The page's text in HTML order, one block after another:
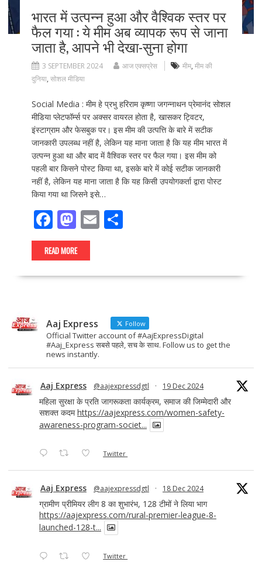
भारत में उत्पन्न हुआ और वैश्विक स्तर पर
फैल गया : ये मीम अब व्यापक रूप से जाना
जाता है, आपने भी देखा-सुना होगा
3 SEPTEMBER 2024 आज एक्सप्रेस मीम, मीम की
दुनिया, सोशल मीडिया
Social Media : मीम हे प्रभु हरिराम कृष्णा जगन्नाथन प्रेमानंद सोशल
मीडिया प्लेटफॉर्म्स पर अक्सर वायरल होता है, खासकर ट्विटर,
इंस्टाग्राम और फेसबुक पर। इस मीम की उत्पत्ति के बारे में सटीक
जानकारी उपलब्ध नहीं है, लेकिन यह माना जाता है कि यह मीम भारत में
उत्पन्न हुआ था और बाद में वैश्विक स्तर पर फैल गया। इस मीम को
पहली बार किसने पोस्ट किया था, इसके बारे में कोई सटीक जानकारी
नहीं है, लेकिन यह माना जाता है कि यह किसी उपयोगकर्ता द्वारा पोस्ट
किया गया था जिसने इसे…
F
ac
e
b
k
M
as
to
d
E
l
S
e
READ MORE
Aaj Express Follow
Official Twitter account of #AajExpressDigital
#Aaj_Express सबसे पहले, सच के साथ. Follow us to get the
news instantly.
Aaj Express @aajexpressdgtl · 19 Dec 2024
महिला सुरक्षा के प्रति जागरूकता कार्यक्रम, समाज की जिम्मेदारी और
सशक्त कदमhttps://aajexpress.com/women-safety-
awareness-program-societ...
Twitter
Aaj Express @aajexpressdgtl · 18 Dec 2024
ग्रामीण प्रीमियर लीग 8 का शुभारंभ, 128 टीमों ने लिया भाग
https://aajexpress.com/rural-premier-league-8-
launched-128-t...
Twitter